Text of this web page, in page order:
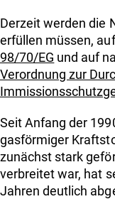
Derzeit werden die
erfüllen müssen,
98/70/EG und auf
Verordnung zur
Seit Anfang der
gasförmiger
zunächst stark
verbreitet war, hat
Jahren deutlich